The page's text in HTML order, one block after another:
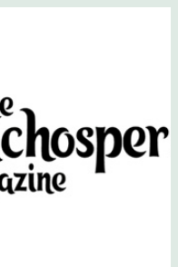
Magazine
сайт)